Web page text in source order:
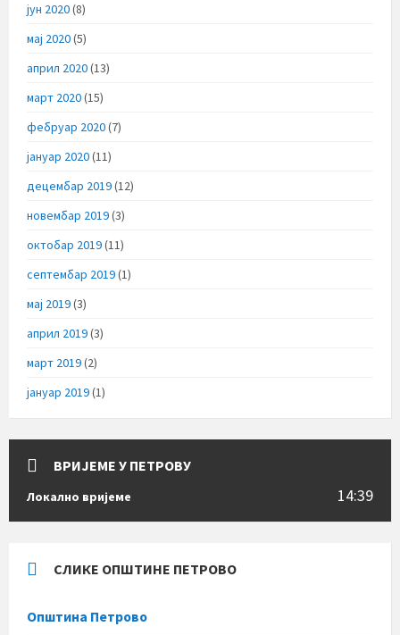
јун 2020(8)
мај 2020(5)
април 2020(13)
март 2020(15)
фебруар 2020(7)
јануар 2020(11)
децембар 2019(12)
новембар 2019(3)
октобар 2019(11)
септембар 2019(1)
мај 2019(3)
април 2019(3)
март 2019(2)
јануар 2019(1)
ВРИЈЕМЕ У ПЕТРОВУ
Локално вријеме 14:39
СЛИКЕ ОПШТИНЕ ПЕТРОВО
Општина Петрово